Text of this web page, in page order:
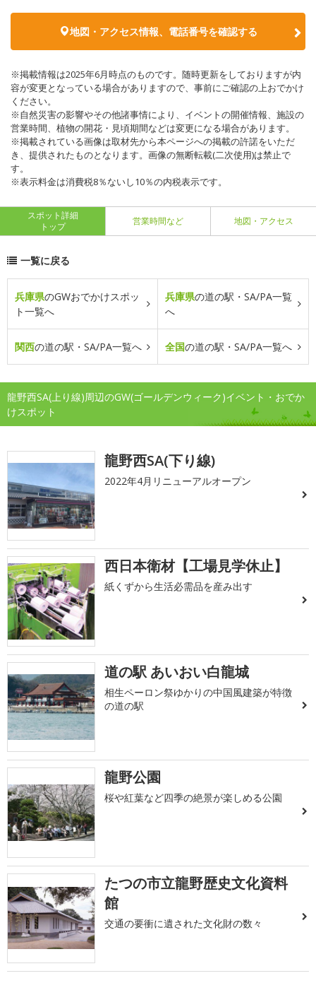
地図・アクセス情報、電話番号を確認する
※掲載情報は2025年6月時点のものです。随時更新をしておりますが内
容が変更となっている場合がありますので、事前にご確認の上おでかけ
ください。
※自然災害の影響やその他諸事情により、イベントの開催情報、施設の
営業時間、植物の開花・見頃期間などは変更になる場合があります。
※掲載されている画像は取材先から本ページへの掲載の許諾をいただ
き、提供されたものとなります。画像の無断転載(二次使用)は禁止で
す。
※表示料金は消費税8％ないし10％の内税表示です。
スポット詳細
トップ
営業時間など 地図・アクセス
一覧に戻る
兵庫県のGWおでかけスポッ
ト一覧へ
兵庫県の道の駅・SA/PA一覧
へ
関西の道の駅・SA/PA一覧へ 全国の道の駅・SA/PA一覧へ
龍野西SA(上り線)周辺のGW(ゴールデンウィーク)イベント・おでか
けスポット
龍野西SA(下り線)
2022年4月リニューアルオープン
西日本衛材【工場見学休止】
紙くずから生活必需品を産み出す
道の駅 あいおい白龍城
相生ペーロン祭ゆかりの中国風建築が特徴
の道の駅
龍野公園
桜や紅葉など四季の絶景が楽しめる公園
たつの市立龍野歴史文化資料
館
交通の要衝に遺された文化財の数々